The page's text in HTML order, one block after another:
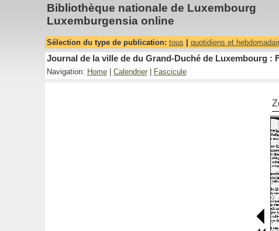
Bibliothèque nationale de Luxembourg
Luxemburgensia online
Sélection du type de publication: tous quotidiens et
Journal de la ville de du Grand-Duché de Luxembourg :
Navigation: Home| Calendrier| Fascicule